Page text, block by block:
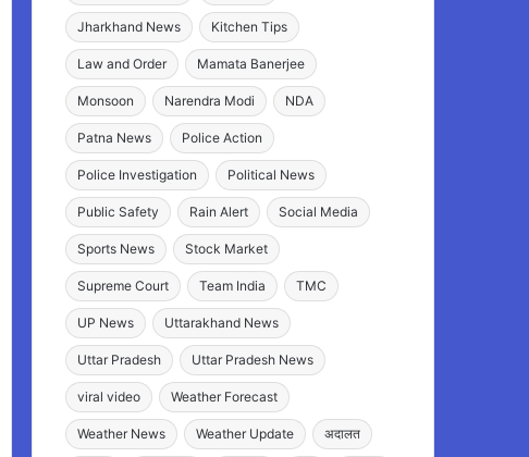
Jharkhand News Kitchen Tips
Law and Order Mamata Banerjee
Monsoon Narendra Modi NDA
Patna News Police Action
Police Investigation Political News
Public Safety Rain Alert Social Media
Sports News Stock Market
Supreme Court Team India TMC
UP News Uttarakhand News
Uttar Pradesh Uttar Pradesh News
viral video Weather Forecast
Weather News Weather Update अदालत